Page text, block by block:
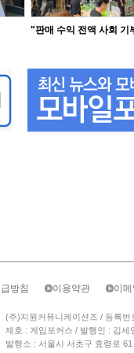
"판매 수익 전액 사회 기
방침 이용약관 이
(주)지원커뮤니케이션즈 / 등록번
제호 : 게임포커스 / 발행인 : 김세
발행소 : 서울시 서초구 효령로